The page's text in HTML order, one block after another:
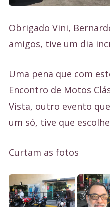
Obrigado Vini,
amigos, tive um dia
Uma pena que com
Encontro de Motos
Vista, outro evento
um só, tive que
Curtam as fotos